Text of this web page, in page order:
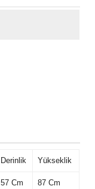
Derinlik Yükseklik
57 Cm 87 Cm